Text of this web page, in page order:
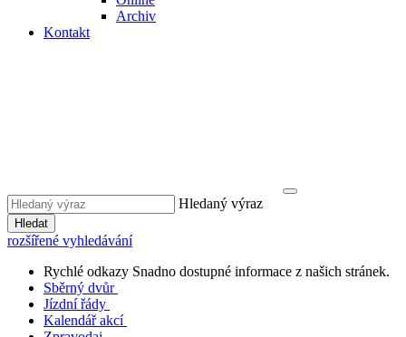
Archiv
Kontakt
Hledaný výraz
Hledat
rozšířené vyhledávání
Rychlé odkazy Snadno dostupné informace z našich stránek.
Sběrný dvůr
Jízdní řády
Kalendář akcí